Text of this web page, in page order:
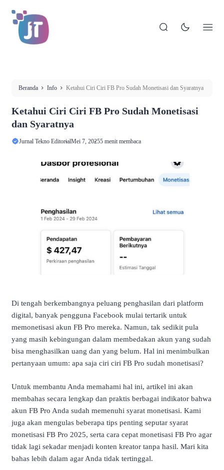
Beranda Info Ketahui Ciri Ciri FB Pro Sudah Monetisasi dan Syaratnya
Ketahui Ciri Ciri FB Pro Sudah Monetisasi
dan Syaratnya
Jurnal Tekno EditorialMei 7, 20255 menit membaca
Di tengah berkembangnya peluang penghasilan dari platform
digital, banyak pengguna Facebook mulai tertarik untuk
memonetisasi akun FB Pro mereka. Namun, tak sedikit pula
yang masih kebingungan dalam membedakan akun yang sudah
bisa menghasilkan uang dan yang belum. Hal ini menimbulkan
pertanyaan umum: apa saja ciri ciri FB Pro sudah monetisasi?
Untuk membantu Anda memahami hal ini, artikel ini akan
membahas secara lengkap dan praktis berbagai indikator bahwa
akun FB Pro Anda sudah memenuhi syarat monetisasi. Kami
juga akan mengulas beberapa tips penting seputar syarat
monetisasi FB Pro 2025, serta cara cepat monetisasi FB Pro agar
tidak lagi sekadar menjadi konten kreator tanpa hasil. Mari kita
bahas lebih dalam agar Anda tidak tertinggal.